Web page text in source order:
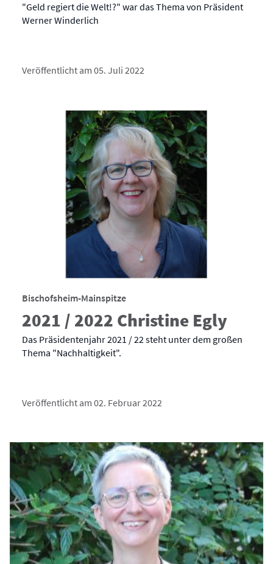
"Geld regiert die Welt!?" war das Thema von Präsident
Werner Winderlich
Veröffentlicht am 05. Juli 2022
Bischofsheim-Mainspitze
2021 / 2022 Christine Egly
Das Präsidentenjahr 2021 / 22 steht unter dem großen
Thema "Nachhaltigkeit".
Veröffentlicht am 02. Februar 2022